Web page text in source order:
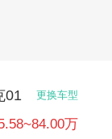
01 更换车型
万